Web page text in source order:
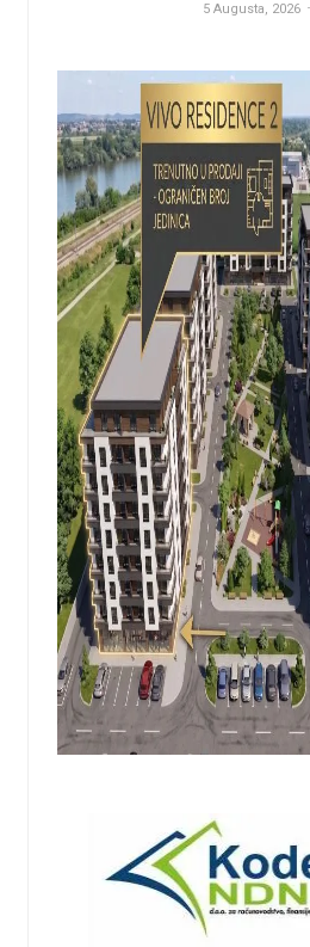
5 Augusta, 2026